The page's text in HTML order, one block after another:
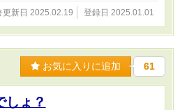
更新日 2025.02.19 登録日 2025.01.01
お気に入りに追加 61
しょ？